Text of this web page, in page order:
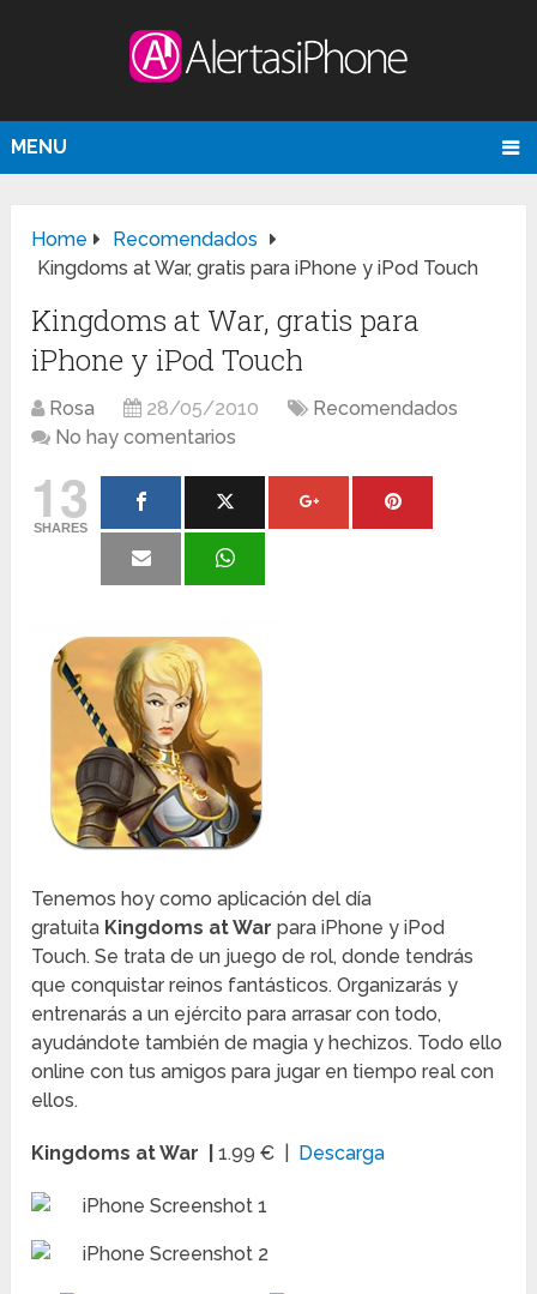
MENU
Home
Recomendados
Kingdoms at War, gratis para iPhone y iPod Touch
Kingdoms at War, gratis para
iPhone y iPod Touch
Rosa 28/05/2010
Recomendados
No hay comentarios
13
SHARES
Tenemos hoy como aplicación del día
gratuita Kingdoms at Warpara iPhone y iPod
Touch. Se trata de un juego de rol, donde tendrás
que conquistar reinos fantásticos. Organizarás y
entrenarás a un ejército para arrasar con todo,
ayudándote también de magia y hechizos. Todo ello
online con tus amigos para jugar en tiempo real con
ellos.
Kingdoms at War |1.99 € | Descarga